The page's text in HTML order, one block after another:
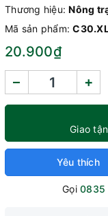
Thương hiệu:Nông
Mã sản phẩm:
20.900₫
–
+
Giao
Yêu thích
Gọi0835